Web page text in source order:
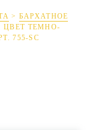
> БАРХАТНОЕ
ЦВЕТ ТЕМНО-
755-SC